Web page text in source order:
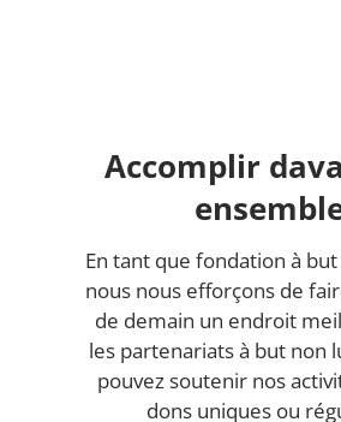
Accomplir
En tant que fondation à
nous nous efforçons de
de demain un endroit
les partenariats à but non
pouvez soutenir nos
dons uniques ou